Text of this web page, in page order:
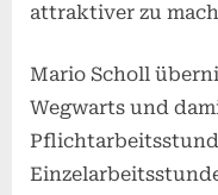
attraktiver zu
Mario Scholl
Wegwarts und